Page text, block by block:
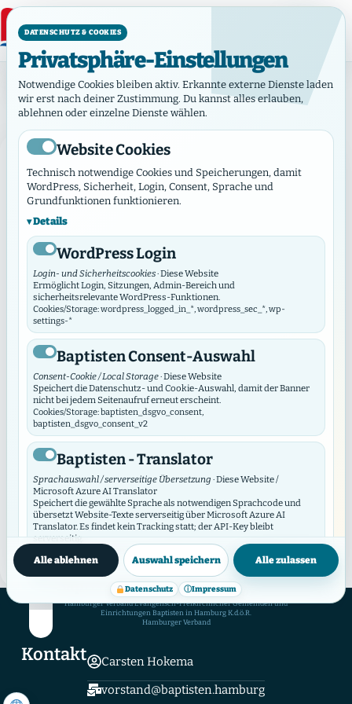
Kategorie: Werke
Kategorie:Werke
Juli 11, 2024·Diakonie,Werke
125 Jahre tabea
Die Tabea Diakonie feierte am 9. Jul 125-jähriges
Bestehen
MEHR LESEN→
Hamburger Verband Evangelisch-Freikirchlicher Gemeinden und
Einrichtungen Baptisten in Hamburg K.d.ö.R.
Hamburger Verband
Kontakt
Carsten Hokema
vorstand@baptisten.hamburg
DATENSCHUTZ & COOKIES
Privatsphäre-Einstellungen
Notwendige Cookies bleiben aktiv. Erkannte externe Dienste laden
wir erst nach deiner Zustimmung. Du kannst alles erlauben,
ablehnen oder einzelne Dienste wählen.
Website Cookies
Technisch notwendige Cookies und Speicherungen, damit
WordPress, Sicherheit, Login, Consent, Sprache und
Grundfunktionen funktionieren.
Details
WordPress Login
Login- und Sicherheitscookies· Diese Website
Ermöglicht Login, Sitzungen, Admin-Bereich und
sicherheitsrelevante WordPress-Funktionen.
Cookies/Storage: wordpress_logged_in_*, wordpress_sec_*, wp-
settings-*
Baptisten Consent-Auswahl
Consent-Cookie / Local Storage· Diese Website
Speichert die Datenschutz- und Cookie-Auswahl, damit der Banner
nicht bei jedem Seitenaufruf erneut erscheint.
Cookies/Storage: baptisten_dsgvo_consent,
baptisten_dsgvo_consent_v2
Baptisten - Translator
Sprachauswahl / serverseitige Übersetzung · Diese Website /
Microsoft Azure AI Translator
Speichert die gewählte Sprache als notwendigen Sprachcode und
übersetzt Website-Texte serverseitig über Microsoft Azure AI
Translator. Es findet kein Tracking statt; der API-Key bleibt
serverseitig.
Cookies/Storage: prxenon_ai_translator_lang Datenschutzinfos
Baptisten Video Widget
Video-Consent / lokaler Speicher· Diese Website
Das Video Widget verwaltet die Zustimmung für einzelne Videos und
Video-Anbieter. Es lädt externe Videos erst nach Zustimmung und
synchronisiert seine Auswahl mit diesem DSGVO/DSO-Modul.
Cookies/Storage: baptistenVideoConsent:v2:*, bvw_provider_*,
Alle ablehnen Auswahl speichern Alle zulassen
Datenschutz ⓘImpressum